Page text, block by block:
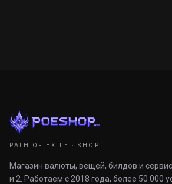
PATH OF EXILE · SHOP
Магазин валюты, вещей, билдов и
и 2. Работаем с 2018 года, более 50 000